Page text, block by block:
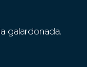
galardonada.